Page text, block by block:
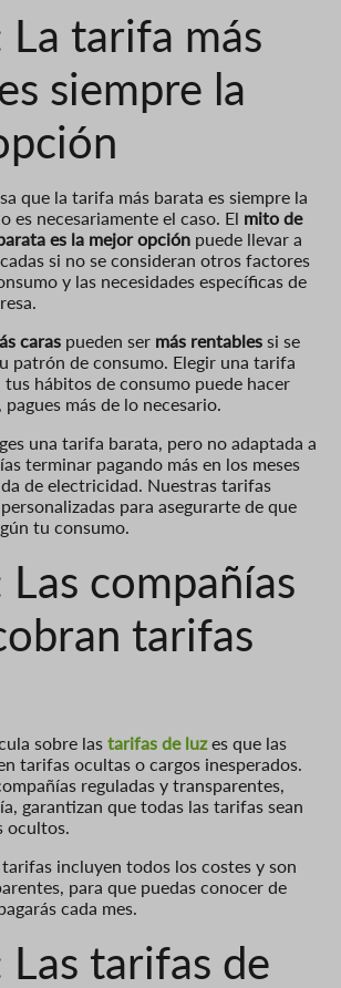
tarifa más
siempre la
que la tarifa más barata es siempre la
es necesariamente el caso. El mito de
es la mejor opción puede llevar a
si no se consideran otros factores
y las necesidades específicas de
caras pueden ser más rentables si se
patrón de consumo. Elegir una tarifa
tus hábitos de consumo puede hacer
más de lo necesario.
una tarifa barata, pero no adaptada a
terminar pagando más en los meses
de electricidad. Nuestras tarifas
para asegurarte de que
tu consumo.
compañías
tarifas
sobre las tarifas de luzes que las
tarifas ocultas o cargos inesperados.
reguladas y transparentes,
garantizan que todas las tarifas sean
ocultos.
incluyen todos los costes y son
para que puedas conocer de
cada mes.
tarifas de